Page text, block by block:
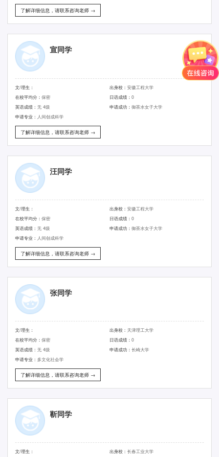
了解详细信息，请联系咨询老师 →
宣同学
文/理生： 出身校： 安徽工程大学
在校平均分： 保密 日语成绩： 0
英语成绩： 无 4级 申请成功： 御茶水女子大学
申请专业： 人间创成科学
了解详细信息，请联系咨询老师 →
汪同学
文/理生： 出身校： 安徽工程大学
在校平均分： 保密 日语成绩： 0
英语成绩： 无 4级 申请成功： 御茶水女子大学
申请专业： 人间创成科学
了解详细信息，请联系咨询老师 →
张同学
文/理生： 出身校： 天津理工大学
在校平均分： 保密 日语成绩： 0
英语成绩： 无 4级 申请成功： 长崎大学
申请专业： 多文化社会学
了解详细信息，请联系咨询老师 →
靳同学
文/理生： 出身校： 长春工业大学